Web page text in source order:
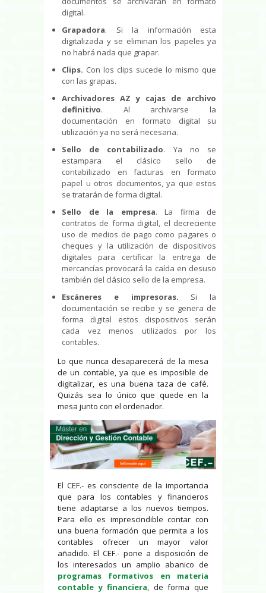
digital.
Grapadora. Si la información esta
digitalizada y se eliminan los papeles ya
no habrá nada que grapar.
Clips. Con los clips sucede lo mismo que
con las grapas.
Archivadores AZ y cajas de archivo
definitivo. Al archivarse la
documentación en formato digital su
utilización ya no será necesaria.
Sello de contabilizado. Ya no se
estampara el clásico sello de
contabilizado en facturas en formato
papel u otros documentos, ya que estos
se tratarán de forma digital.
Sello de la empresa. La firma de
contratos de forma digital, el decreciente
uso de medios de pago como pagares o
cheques y la utilización de dispositivos
digitales para certificar la entrega de
mercancías provocará la caída en desuso
también del clásico sello de la empresa.
Escáneres e impresoras. Si la
documentación se recibe y se genera de
forma digital estos dispositivos serán
cada vez menos utilizados por los
contables.
Lo que nunca desaparecerá de la mesa
de un contable, ya que es imposible de
digitalizar, es una buena taza de café.
Quizás sea lo único que quede en la
mesa junto con el ordenador.
El CEF.- es consciente de la importancia
que para los contables y financieros
tiene adaptarse a los nuevos tiempos.
Para ello es imprescindible contar con
una buena formación que permita a los
contables ofrecer un mayor valor
añadido. El CEF.- pone a disposición de
los interesados un amplio abanico de
programas formativos en materia
contable y financiera, de forma que